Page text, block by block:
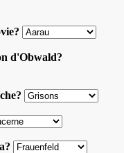
d'Obwald?